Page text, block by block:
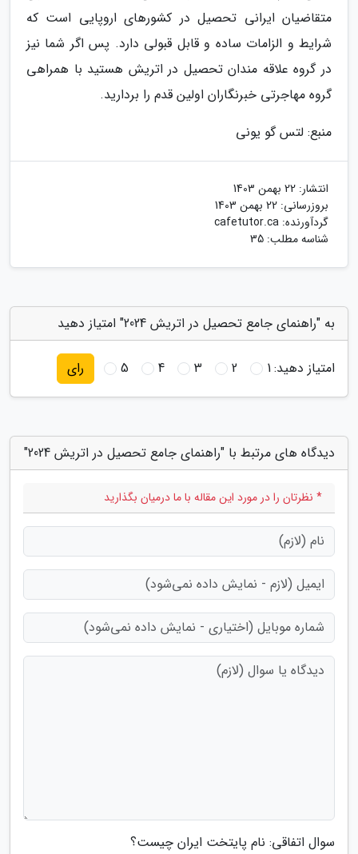
متقاضیان ایرانی تحصیل در کشورهای اروپایی است که
شرایط و الزامات ساده و قابل قبولی دارد. پس اگر شما نیز
در گروه علاقه مندان تحصیل در اتریش هستید با همراهی
گروه مهاجرتی خبرنگاران اولین قدم را بردارید.
منبع: لتس گو یونی
انتشار: 22 بهمن 1403
بروزرسانی: 22 بهمن 1403
گردآورنده: cafetutor.ca
شناسه مطلب: 35
به "راهنمای جامع تحصیل در اتریش 2024" امتیاز دهید
امتیاز دهید:1
2
3
4
5 رای
دیدگاه های مرتبط با "راهنمای جامع تحصیل در اتریش 2024"
* نظرتان را در مورد این مقاله با ما درمیان بگذارید
سوال اتفاقی: نام پایتخت ایران چیست؟